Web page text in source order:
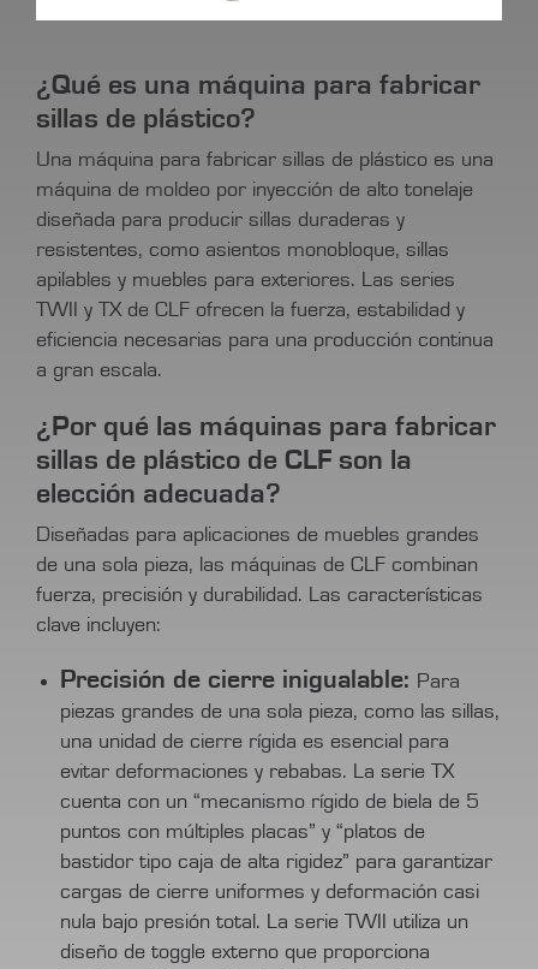
¿Qué es una máquina para fabricar
sillas de plástico?
Una máquina para fabricar sillas de plástico es una
máquina de moldeo por inyección de alto tonelaje
diseñada para producir sillas duraderas y
resistentes, como asientos monobloque, sillas
apilables y muebles para exteriores. Las series
TWII y TX de CLF ofrecen la fuerza, estabilidad y
eficiencia necesarias para una producción continua
a gran escala.
¿Por qué las máquinas para fabricar
sillas de plástico de CLF son la
elección adecuada?
Diseñadas para aplicaciones de muebles grandes
de una sola pieza, las máquinas de CLF combinan
fuerza, precisión y durabilidad. Las características
clave incluyen:
Precisión de cierre inigualable: Para
piezas grandes de una sola pieza, como las sillas,
una unidad de cierre rígida es esencial para
evitar deformaciones y rebabas. La serie TX
cuenta con un “mecanismo rígido de biela de 5
puntos con múltiples placas” y “platos de
bastidor tipo caja de alta rigidez” para garantizar
cargas de cierre uniformes y deformación casi
nula bajo presión total. La serie TWII utiliza un
diseño de toggle externo que proporciona